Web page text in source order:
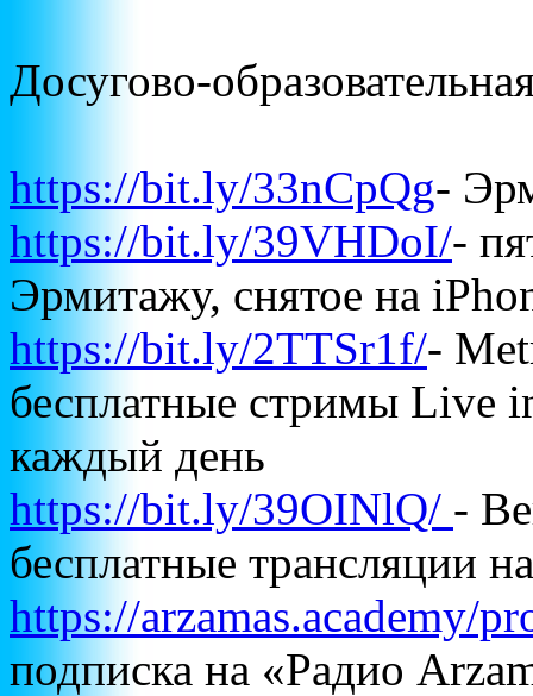
Досугово-
https://bit.ly/33nCpQg-
https://bit.ly/39VHDoI/-
Эрмитажу, снятое на
https://bit.ly/2TTSr1f/-
бесплатные стримы Live
каждый день
https://bit.ly/39OINlQ/ -
бесплатные трансляции
https://arzamas.academy/
подписка на «Радио